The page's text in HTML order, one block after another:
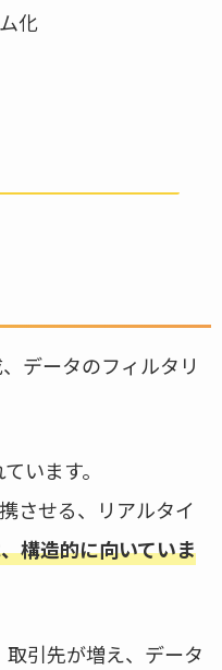
化
データのフィルタリ
います。
させる、リアルタイ
構造的に向いていま
引先が増え、データ